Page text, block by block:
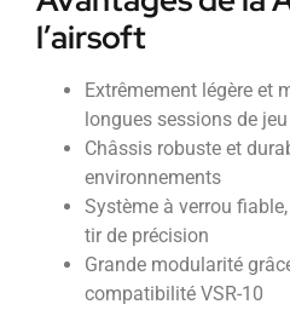
l’airsoft
Extrêmement légère et
longues sessions de jeu
Châssis robuste et
environnements
Système à verrou
tir de précision
Grande modularité
compatibilité VSR-10